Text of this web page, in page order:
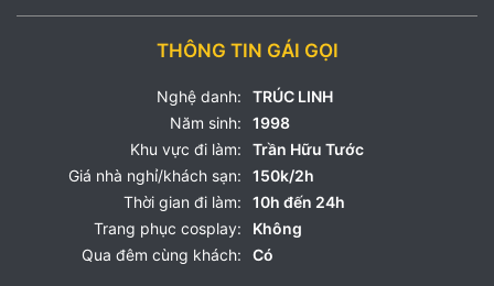
THÔNG TIN GÁI GỌI
Nghệ danh:
TRÚC LINH
Năm sinh:
1998
Khu vực đi làm:
Trần Hữu Tước
Giá nhà nghỉ/khách sạn:
150k/2h
Thời gian đi làm:
10h đến 24h
Trang phục cosplay:
Không
Qua đêm cùng khách:
Có